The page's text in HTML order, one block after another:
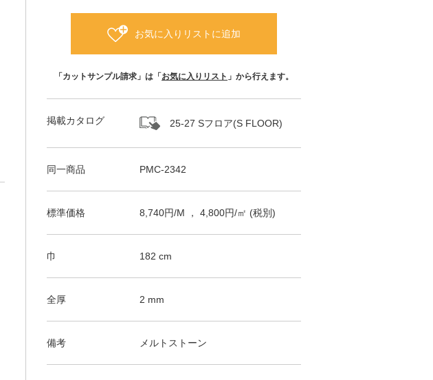
お気に入りリストに追加
「カットサンプル請求」は「 お気に入りリスト 」から行えます。
掲載カタログ 25-27 Sフロア(S FLOOR)
同一商品 PMC-2342
標準価格 8,740円/M ， 4,800円/㎡ (税別)
巾 182 cm
全厚 2 mm
備考 メルトストーン